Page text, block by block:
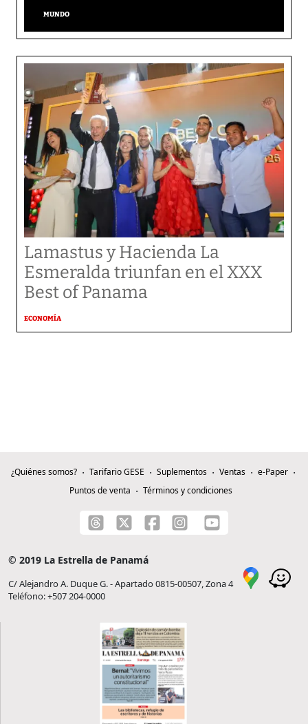
MUNDO
Lamastus y Hacienda La
Esmeralda triunfan en el XXX
Best of Panama
ECONOMÍA
¿Quiénes somos? Tarifario GESE Suplementos Ventas
e-Paper
Puntos de venta
Términos y condiciones
© 2019 La Estrella de Panamá
C/ Alejandro A. Duque G. - Apartado 0815-00507, Zona 4
Teléfono: +507 204-0000